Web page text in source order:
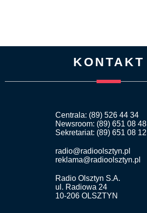
KONTAKT
Centrala: (89) 526 44 34
Newsroom: (89) 651 08 48
Sekretariat: (89) 651 08 12
radio@radioolsztyn.pl
reklama@radioolsztyn.pl
Radio Olsztyn S.A.
ul. Radiowa 24
10-206 OLSZTYN